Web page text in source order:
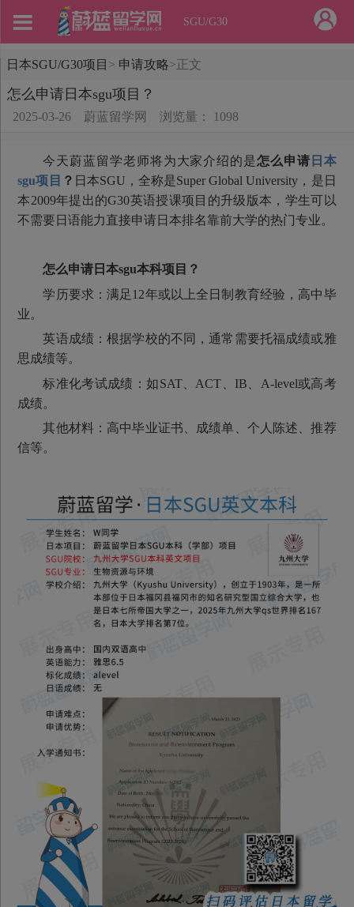
SGU/G30
日本SGU/G30项目 > 申请攻略>正文
怎么申请日本sgu项目？
2025-03-26 蔚蓝留学网 浏览量： 1098
今天蔚蓝留学老师将为大家介绍的是怎么申请 日本
sgu项目 ？ 日本SGU，全称是Super Global University，是日
本2009年提出的G30英语授课项目的升级版本，学生可以
不需要日语能力直接申请日本排名靠前大学的热门专业。
怎么申请日本sgu本科项目？
学历要求：满足12年或以上全日制教育经验，高中毕
业。
英语成绩：根据学校的不同，通常需要托福成绩或雅
思成绩等。
标准化考试成绩：如SAT、ACT、IB、A-level或高考
成绩。
其他材料：高中毕业证书、成绩单、个人陈述、推荐
信等。